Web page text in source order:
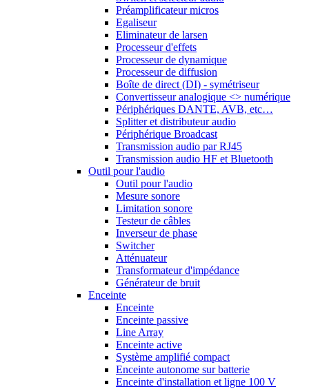
Préamplificateur micros
Egaliseur
Eliminateur de larsen
Processeur d'effets
Processeur de dynamique
Processeur de diffusion
Boîte de direct (DI) - symétriseur
Convertisseur analogique <> numérique
Périphériques DANTE, AVB, etc…
Splitter et distributeur audio
Périphérique Broadcast
Transmission audio par RJ45
Transmission audio HF et Bluetooth
Outil pour l'audio
Outil pour l'audio
Mesure sonore
Limitation sonore
Testeur de câbles
Inverseur de phase
Switcher
Atténuateur
Transformateur d'impédance
Générateur de bruit
Enceinte
Enceinte
Enceinte passive
Line Array
Enceinte active
Système amplifié compact
Enceinte autonome sur batterie
Enceinte d'installation et ligne 100 V